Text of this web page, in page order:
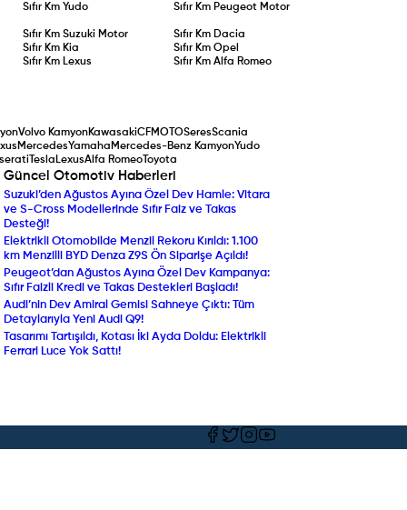
Sıfır Km Yudo Sıfır Km Peugeot Motor
Sıfır Km Suzuki Motor Sıfır Km Dacia
Sıfır Km Kia Sıfır Km Opel
Sıfır Km Lexus Sıfır Km Alfa Romeo
Volvo KamyonKawasakiCFMOTOSeresScania
MercedesYamaha Mercedes-Benz KamyonYudo
Tesla LexusAlfa Romeo Toyota
Güncel Otomotiv Haberleri
Suzuki’den Ağustos Ayına Özel Dev Hamle: Vitara
ve S-Cross Modellerinde Sıfır Faiz ve Takas
Desteği!
Elektrikli Otomobilde Menzil Rekoru Kırıldı: 1.100
km Menzilli BYD Denza Z9S Ön Siparişe Açıldı!
Peugeot’dan Ağustos Ayına Özel Dev Kampanya:
Sıfır Faizli Kredi ve Takas Destekleri Başladı!
Audi’nin Dev Amiral Gemisi Sahneye Çıktı: Tüm
Detaylarıyla Yeni Audi Q9!
Tasarımı Tartışıldı, Kotası İki Ayda Doldu: Elektrikli
Ferrari Luce Yok Sattı!